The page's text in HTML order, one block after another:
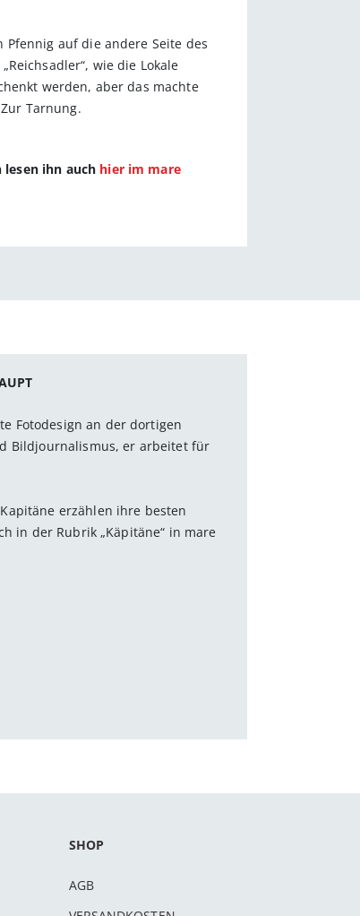
auf die andere Seite des
wie die Lokale
werden, aber das machte
Tarnung.
lesen ihn auch hier im mare
Fotodesign an der dortigen
Bildjournalismus, er arbeitet für
erzählen ihre besten
in der Rubrik „Käpitäne“ in mare
SHOP
AGB